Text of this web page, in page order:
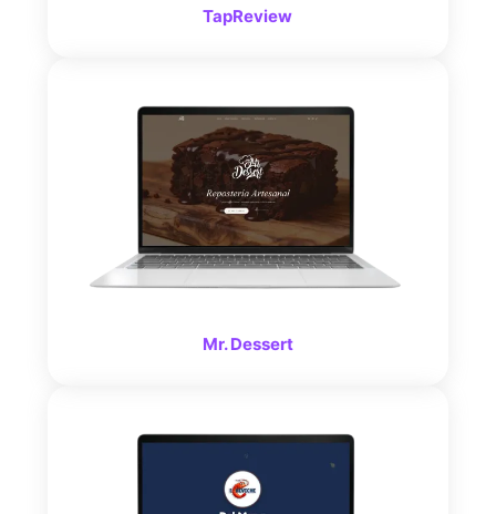
TapReview
Mr. Dessert